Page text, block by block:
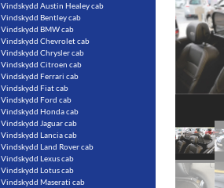
Vindskydd Austin Healey cab
Vindskydd Bentley cab
Vindskydd BMW cab
Vindskydd Chevrolet cab
Vindskydd Chrysler cab
Vindskydd Citroen cab
Vindskydd Ferrari cab
Vindskydd Fiat cab
Vindskydd Ford cab
Vindskydd Honda cab
Vindskydd Jaguar cab
Vindskydd Lancia cab
Vindskydd Land Rover cab
Vindskydd Lexus cab
Vindskydd Lotus cab
Vindskydd Maserati cab